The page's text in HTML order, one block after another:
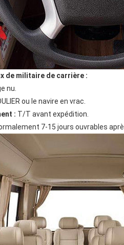
de militaire de carrière :
nu.
ou le navire en vrac.
: T/T avant expédition.
7-15 jours ouvrables